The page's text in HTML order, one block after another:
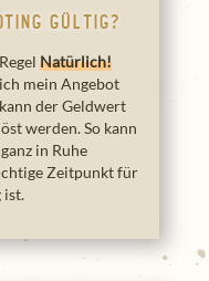
gültig?
Natürlich!
mein Angebot
der Geldwert
werden. So kann
in Ruhe
Zeitpunkt für
ist.